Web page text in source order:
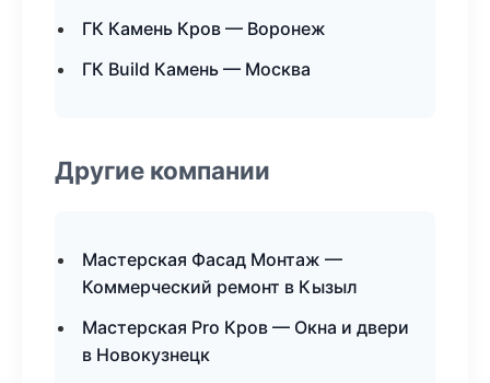
ГК Камень Кров — Воронеж
ГК Build Камень — Москва
Другие компании
Мастерская Фасад Монтаж —
Коммерческий ремонт в Кызыл
Мастерская Pro Кров — Окна и двери
в Новокузнецк